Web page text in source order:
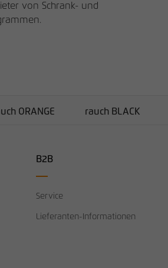
von Schrank- und
ORANGE rauch BLACK
B2B
Service
Lieferanten-Informationen